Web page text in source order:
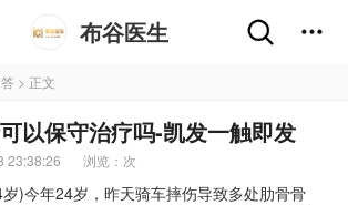
布谷医生
> 正文
以保守治疗吗-凯发一触即发
23:38:26 浏览： 次
)今年24岁，昨天骑车摔伤导致多处肋骨骨